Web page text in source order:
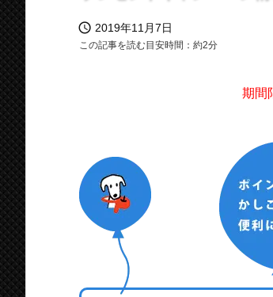
 2019年11月7日
この記事を読む目安時間：約2分
期間